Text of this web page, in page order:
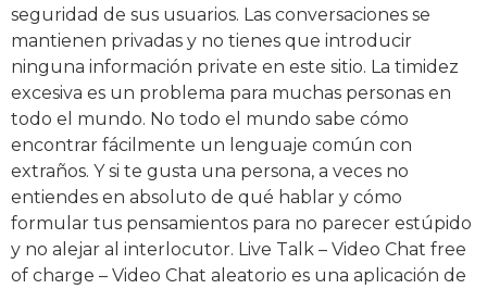
seguridad de sus usuarios. Las conversaciones se
mantienen privadas y no tienes que introducir
ninguna información private en este sitio. La timidez
excesiva es un problema para muchas personas en
todo el mundo. No todo el mundo sabe cómo
encontrar fácilmente un lenguaje común con
extraños. Y si te gusta una persona, a veces no
entiendes en absoluto de qué hablar y cómo
formular tus pensamientos para no parecer estúpido
y no alejar al interlocutor. Live Talk – Video Chat free
of charge – Video Chat aleatorio es una aplicación de